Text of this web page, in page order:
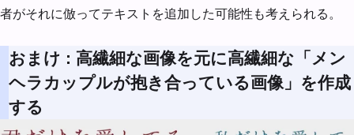
者がそれに倣ってテキストを追加した可能性も考えられる。
おまけ : 高繊細な画像を元に高繊細な「メン
ヘラカップルが抱き合っている画像」を作成
する